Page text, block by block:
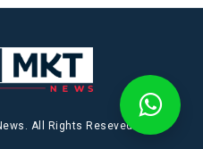
All Rights Reseved